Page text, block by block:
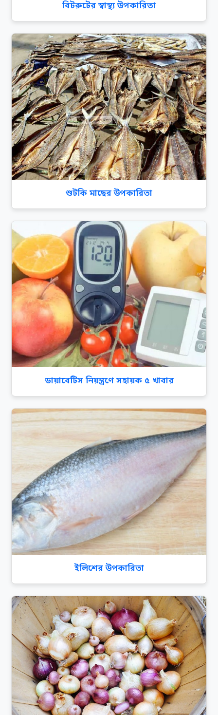
বিটরুটের স্বাস্থ্য উপকারিতা
শুটকি মাছের উপকারিতা
ডায়াবেটিস নিয়ন্ত্রণে সহায়ক ৫ খাবার
ইলিশের উপকারিতা